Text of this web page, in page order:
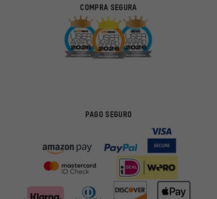
COMPRA SEGURA
PAGO SEGURO